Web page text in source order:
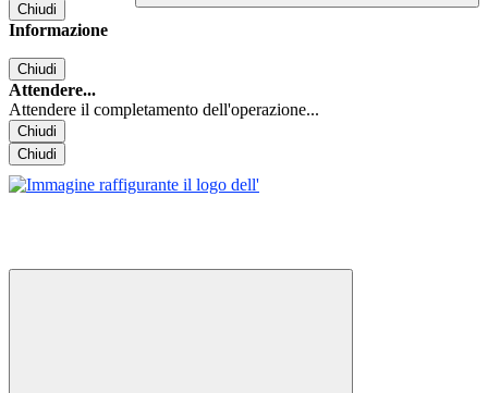
Chiudi
Informazione
Chiudi
Attendere...
Attendere il completamento dell'operazione...
Chiudi
Chiudi